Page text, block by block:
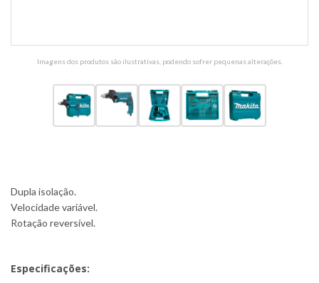
Imagens dos produtos são ilustrativas, podendo sofrer pequenas alterações.
Dupla isolação.
Velocidade variável.
Rotação reversível.
Especificações: